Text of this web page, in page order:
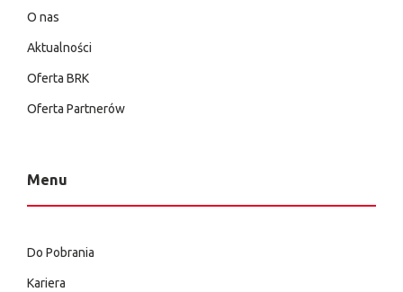
O nas
Aktualności
Oferta BRK
Oferta Partnerów
Menu
Do Pobrania
Kariera